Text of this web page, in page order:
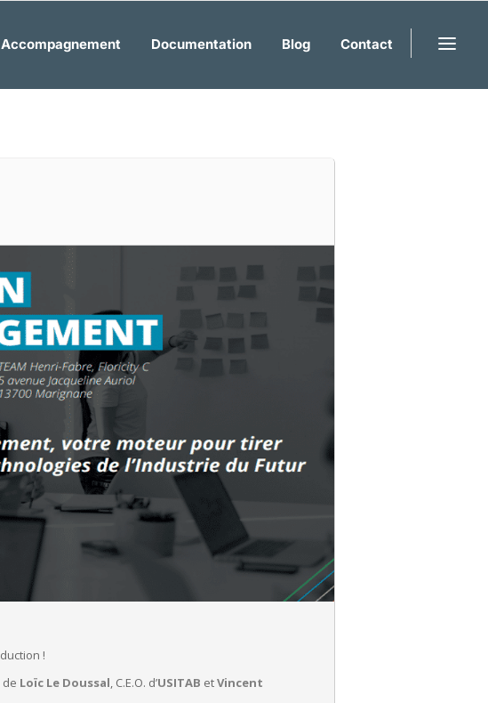
Accompagnement Documentation Blog Contact
!
de Loïc Le Doussal, C.E.O. d’USITAB etVincent